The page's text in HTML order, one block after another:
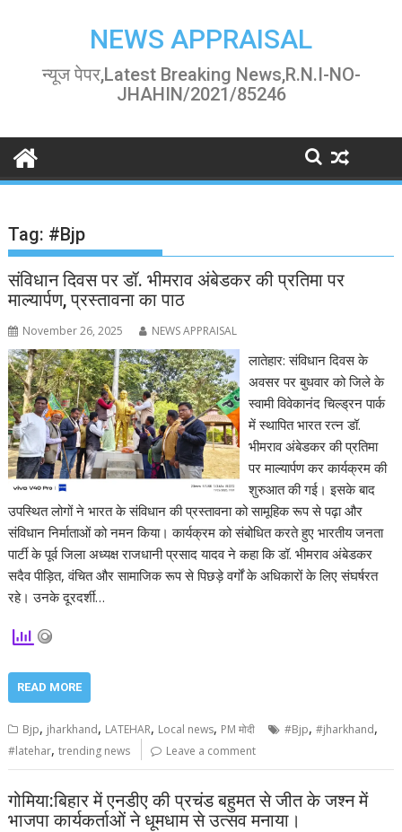
NEWS APPRAISAL
न्यूज पेपर,Latest Breaking News,R.N.I-NO-
JHAHIN/2021/85246
Tag: #Bjp
संविधान दिवस पर डॉ. भीमराव अंबेडकर की प्रतिमा पर
माल्यार्पण, प्रस्तावना का पाठ
November 26, 2025 NEWS APPRAISAL
लातेहार: संविधान दिवस के
अवसर पर बुधवार को जिले के
स्वामी विवेकानंद चिल्ड्रन पार्क
में स्थापित भारत रत्न डॉ.
भीमराव अंबेडकर की प्रतिमा
पर माल्यार्पण कर कार्यक्रम की
शुरुआत की गई। इसके बाद
उपस्थित लोगों ने भारत के संविधान की प्रस्तावना को सामूहिक रूप से पढ़ा और
संविधान निर्माताओं को नमन किया। कार्यक्रम को संबोधित करते हुए भारतीय जनता
पार्टी के पूर्व जिला अध्यक्ष राजधानी प्रसाद यादव ने कहा कि डॉ. भीमराव अंबेडकर
सदैव पीड़ित, वंचित और सामाजिक रूप से पिछड़े वर्गों के अधिकारों के लिए संघर्षरत
रहे। उनके दूरदर्शी…
READ MORE
Bjp, jharkhand, LATEHAR, Local news, PM मोदी #Bjp,#jharkhand,
#latehar,trending news Leave a comment
गोमिया:बिहार में एनडीए की प्रचंड बहुमत से जीत के जश्न में
भाजपा कार्यकर्ताओं ने धूमधाम से उत्सव मनाया।